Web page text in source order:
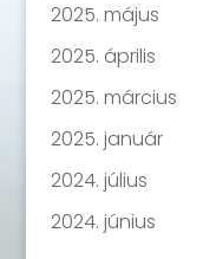
2025. május
2025. április
2025. március
2025. január
2024. július
2024. június